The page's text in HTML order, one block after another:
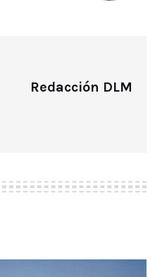
Redacción DLM